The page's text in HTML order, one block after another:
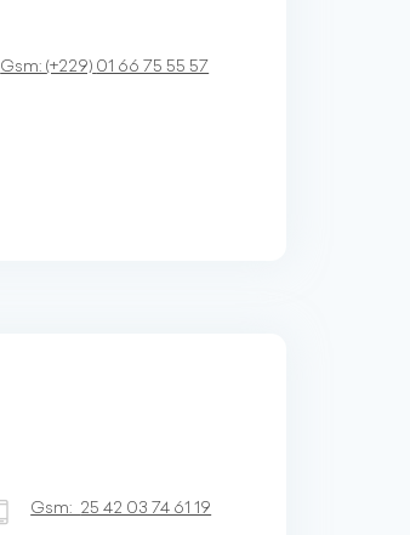
Gsm:(+229) 01 66 75 55 57
Gsm: 25 42 03 74 61 19